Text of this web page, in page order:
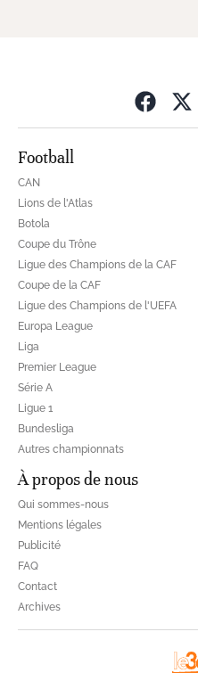
Football
CAN
Lions de l'Atlas
Botola
Coupe du Trône
Ligue des Champions de la CAF
Coupe de la CAF
Ligue des Champions de l'UEFA
Europa League
Liga
Premier League
Série A
Ligue 1
Bundesliga
Autres championnats
À propos de nous
Qui sommes-nous
Mentions légales
Publicité
FAQ
Contact
Archives